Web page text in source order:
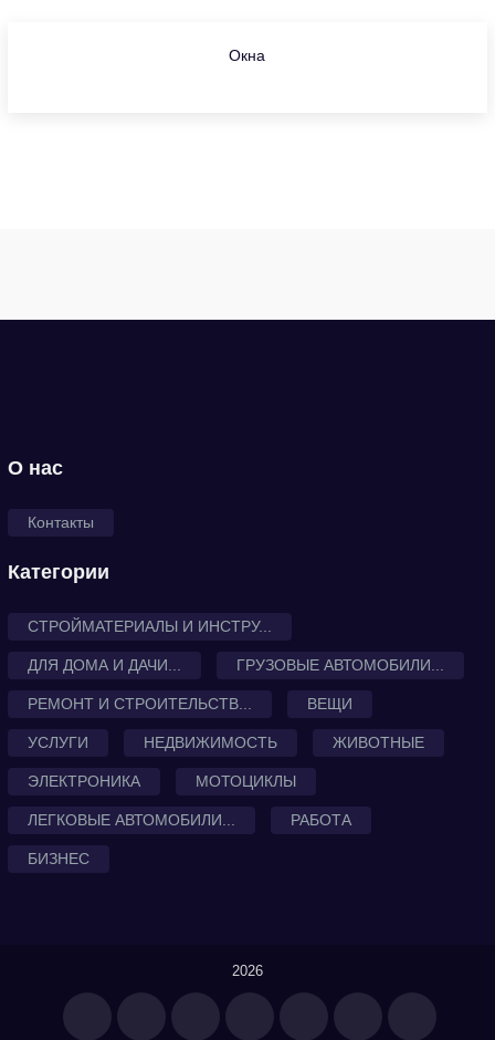
Окна
О нас
Контакты
Категории
СТРОЙМАТЕРИАЛЫ И ИНСТРУ...
ДЛЯ ДОМА И ДАЧИ... ГРУЗОВЫЕ АВТОМОБИЛИ...
РЕМОНТ И СТРОИТЕЛЬСТВ... ВЕЩИ
УСЛУГИ НЕДВИЖИМОСТЬ ЖИВОТНЫЕ
ЭЛЕКТРОНИКА МОТОЦИКЛЫ
ЛЕГКОВЫЕ АВТОМОБИЛИ... РАБОТА
БИЗНЕС
2026